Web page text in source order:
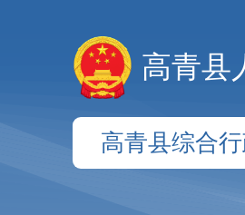
高青县
高青县综合